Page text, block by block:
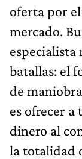
oferta por
mercado.
especialista
batallas: el
de
es ofrecer
dinero al
la totalidad